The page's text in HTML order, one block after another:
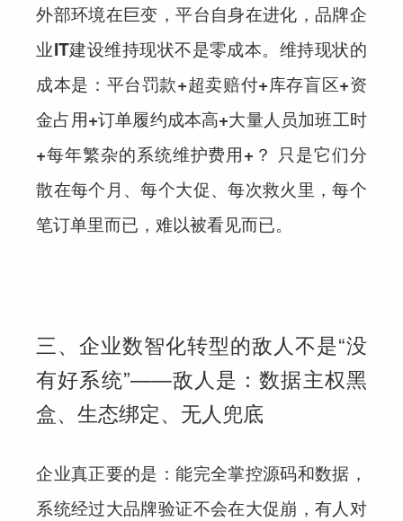
外部环境在巨变，平台自身在进化，品牌企
业IT建设维持现状不是零成本。维持现状的
成本是：平台罚款+超卖赔付+库存盲区+资
金占用+订单履约成本高+大量人员加班工时
+每年繁杂的系统维护费用+？ 只是它们分
散在每个月、每个大促、每次救火里，每个
笔订单里而已，难以被看见而已。
三、企业数智化转型的敌人不是“没
有好系统”——敌人是：数据主权黑
盒、生态绑定、无人兜底
企业真正要的是：能完全掌控源码和数据，
系统经过大品牌验证不会在大促崩，有人对